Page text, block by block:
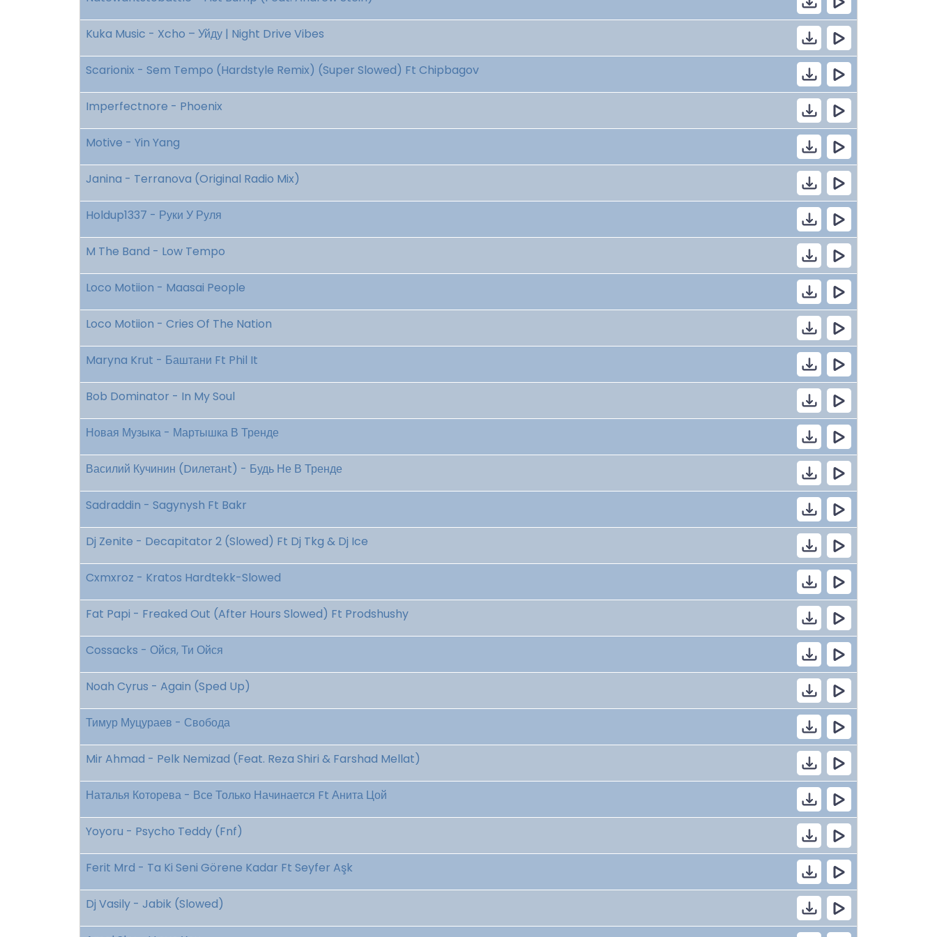
Kuka Music - Xcho – Уйду | Night Drive Vibes
Scarionix - Sem Tempo (Hardstyle Remix) (Super Slowed) Ft Chipbagov
Imperfectnore - Phoenix
Motive - Yin Yang
Janina - Terranova (Original Radio Mix)
Holdup1337 - Руки У Руля
M The Band - Low Tempo
Loco Motiion - Maasai People
Loco Motiion - Cries Of The Nation
Maryna Krut - Баштани Ft Phil It
Bob Dominator - In My Soul
Новая Музыка - Мартышка В Тренде
Василий Кучинин (Dилетанt) - Будь Не В Тренде
Sadraddin - Sagynysh Ft Bakr
Dj Zenite - Decapitator 2 (Slowed) Ft Dj Tkg & Dj Ice
Cxmxroz - Kratos Hardtekk-Slowed
Fat Papi - Freaked Out (After Hours Slowed) Ft Prodshushy
Cossacks - Ойся, Ти Ойся
Noah Cyrus - Again (Sped Up)
Тимур Муцураев - Свобода
Mir Ahmad - Pelk Nemizad (Feat. Reza Shiri & Farshad Mellat)
Наталья Которева - Все Только Начинается Ft Анита Цой
Yoyoru - Psycho Teddy (Fnf)
Ferit Mrd - Ta Ki Seni Görene Kadar Ft Seyfer Aşk
Dj Vasily - Jabik (Slowed)